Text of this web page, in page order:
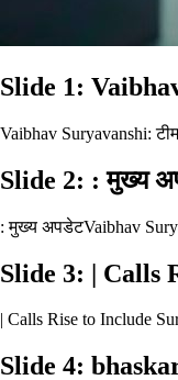
Slide 1:
Vaibhav Suryavanshi:
Slide 2: : मुख्य
: मुख्य अपडेटVaibhav
Slide 3: | Calls
| Calls Rise to Include
Slide 4: